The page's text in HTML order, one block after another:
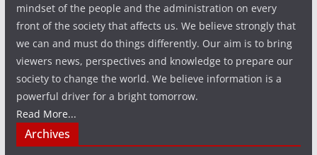
mindset of the people and the administration on every
front of the society that affects us. We believe strongly that
we can and must do things differently. Our aim is to bring
viewers news, perspectives and knowledge to prepare our
society to change the world. We believe information is a
powerful driver for a bright tomorrow.
Read More...
Archives